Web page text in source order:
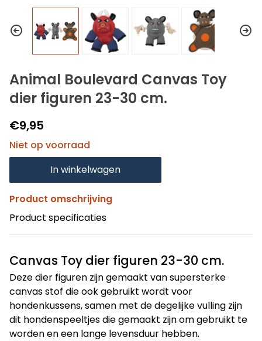
Animal Boulevard Canvas Toy
dier figuren 23-30 cm.
€9,95
Niet op voorraad
In winkelwagen
Product omschrijving
Product specificaties
Canvas Toy dier figuren 23-30 cm.
Deze dier figuren zijn gemaakt van supersterke
canvas stof die ook gebruikt wordt voor
hondenkussens, samen met de degelijke vulling zijn
dit hondenspeeltjes die gemaakt zijn om gebruikt te
worden en een lange levensduur hebben.